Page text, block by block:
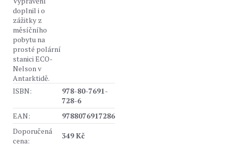
doplnil i o
zážitky z
měsíčního
pobytu na
prosté polární
stanici ECO-
Nelson v
Antarktidě.
ISBN:
978-80-7691-
728-6
EAN:
9788076917286
Doporučená
cena:
349 Kč